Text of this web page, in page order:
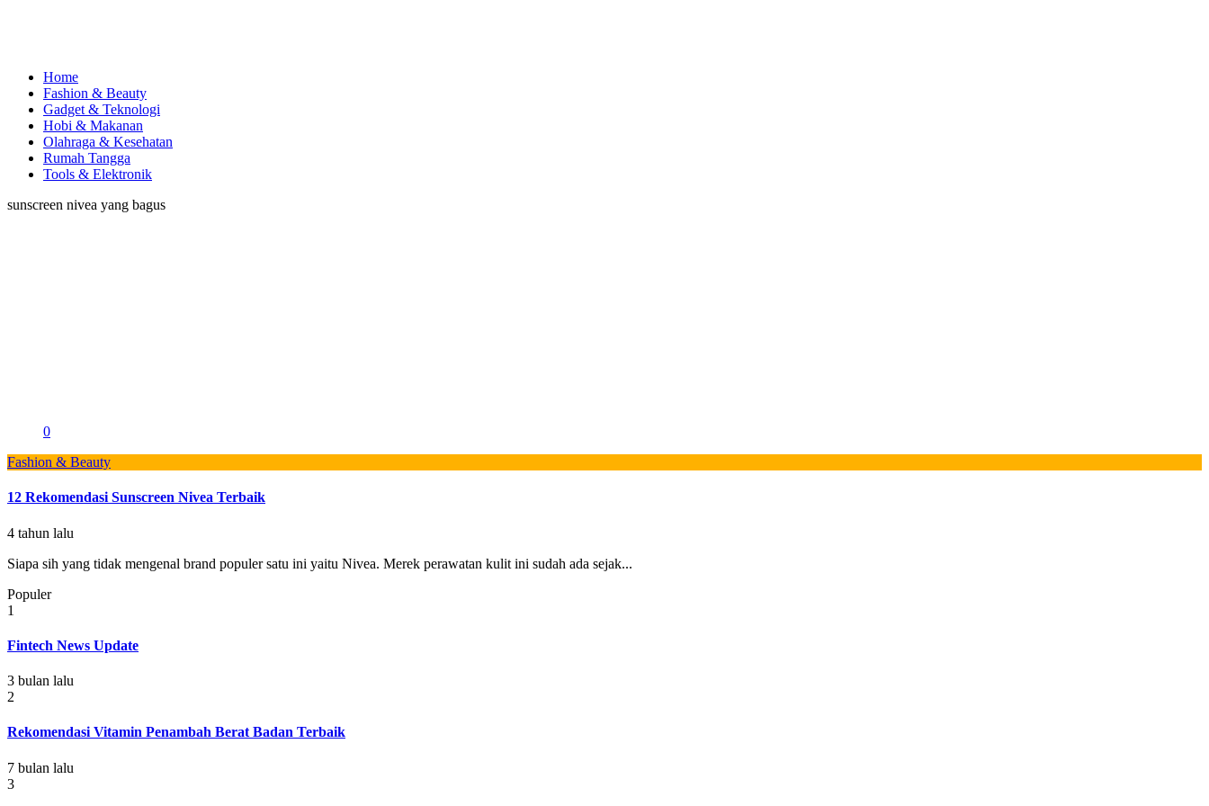
Home
Fashion & Beauty
Gadget & Teknologi
Hobi & Makanan
Olahraga & Kesehatan
Rumah Tangga
Tools & Elektronik
sunscreen nivea yang bagus
0
Fashion & Beauty
12 Rekomendasi Sunscreen Nivea Terbaik
4 tahun lalu
Siapa sih yang tidak mengenal brand populer satu ini yaitu Nivea. Merek perawatan kulit ini sudah ada sejak...
Populer
1
Fintech News Update
3 bulan lalu
2
Rekomendasi Vitamin Penambah Berat Badan Terbaik
7 bulan lalu
3